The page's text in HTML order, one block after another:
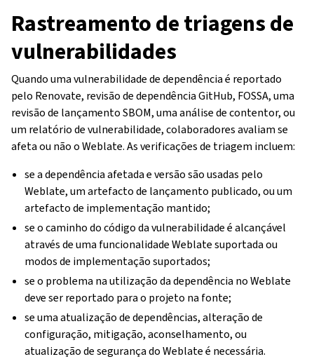
Rastreamento de triagens de
vulnerabilidades
Quando uma vulnerabilidade de dependência é reportado
pelo Renovate, revisão de dependência GitHub, FOSSA, uma
revisão de lançamento SBOM, uma análise de contentor, ou
um relatório de vulnerabilidade, colaboradores avaliam se
afeta ou não o Weblate. As verificações de triagem incluem:
se a dependência afetada e versão são usadas pelo
Weblate, um artefacto de lançamento publicado, ou um
artefacto de implementação mantido;
se o caminho do código da vulnerabilidade é alcançável
através de uma funcionalidade Weblate suportada ou
modos de implementação suportados;
se o problema na utilização da dependência no Weblate
deve ser reportado para o projeto na fonte;
se uma atualização de dependências, alteração de
configuração, mitigação, aconselhamento, ou
atualização de segurança do Weblate é necessária.